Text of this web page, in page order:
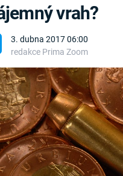
3. dubna 2017 06:00
redakce Prima Zoom
vrah?